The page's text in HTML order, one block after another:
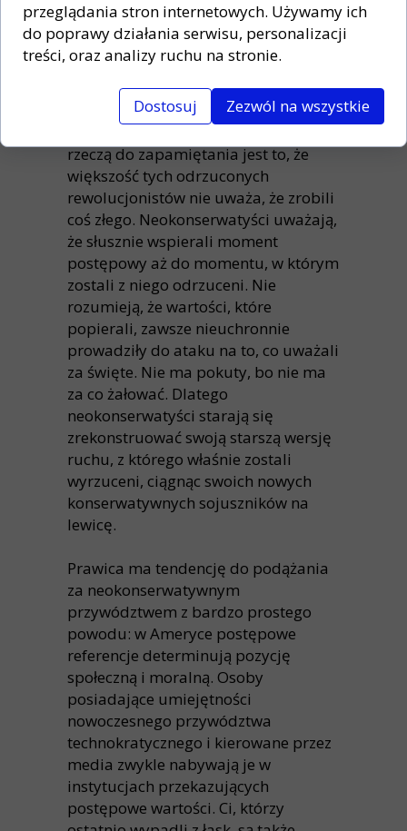
bardzo zacofane i niebezpieczne
pomysły, ale zaczynają wierzyć, że
gdyby tylko udało im się
zreformować prawicę, mógłby istnieć
dom dla obecnie umiarkowanych
rzeczą do zapamiętania jest to, że
większość tych odrzuconych
rewolucjonistów nie uważa, że zrobili
coś złego. Neokonserwatyści uważają,
że słusznie wspierali moment
postępowy aż do momentu, w którym
zostali z niego odrzuceni. Nie
rozumieją, że wartości, które
popierali, zawsze nieuchronnie
prowadziły do ataku na to, co uważali
za święte. Nie ma pokuty, bo nie ma
za co żałować. Dlatego
neokonserwatyści starają się
zrekonstruować swoją starszą wersję
ruchu, z którego właśnie zostali
wyrzuceni, ciągnąc swoich nowych
konserwatywnych sojuszników na
lewicę.
Prawica ma tendencję do podążania
za neokonserwatywnym
przywództwem z bardzo prostego
powodu: w Ameryce postępowe
referencje determinują pozycję
społeczną i moralną. Osoby
posiadające umiejętności
nowoczesnego przywództwa
technokratycznego i kierowane przez
media zwykle nabywają je w
instytucjach przekazujących
postępowe wartości. Ci, którzy
przeglądania stron internetowych. Używamy ich
do poprawy działania serwisu, personalizacji
treści, oraz analizy ruchu na stronie.
Dostosuj Zezwól na wszystkie